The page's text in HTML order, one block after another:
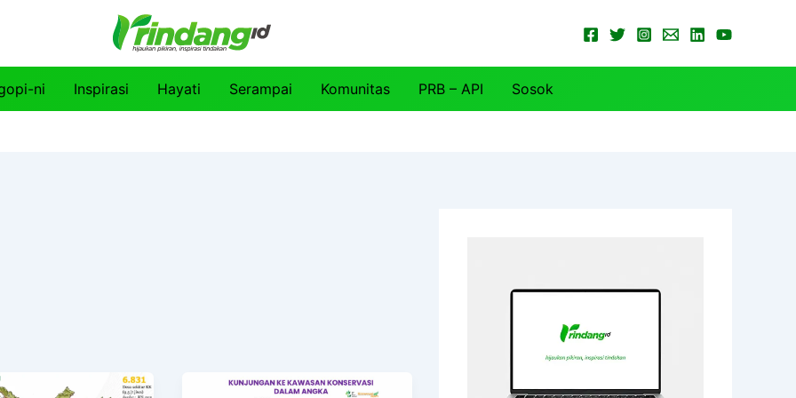
ni Inspirasi Hayati Serampai Komunitas PRB – API Sosok